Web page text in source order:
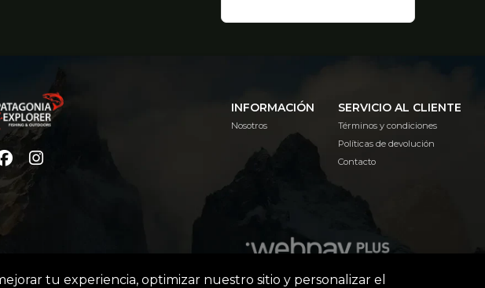
INFORMACIÓN
Nosotros
SERVICIO AL CLIENTE
Términos y condiciones
Políticas de devolución
Contacto
tu experiencia, optimizar nuestro sitio y personalizar el